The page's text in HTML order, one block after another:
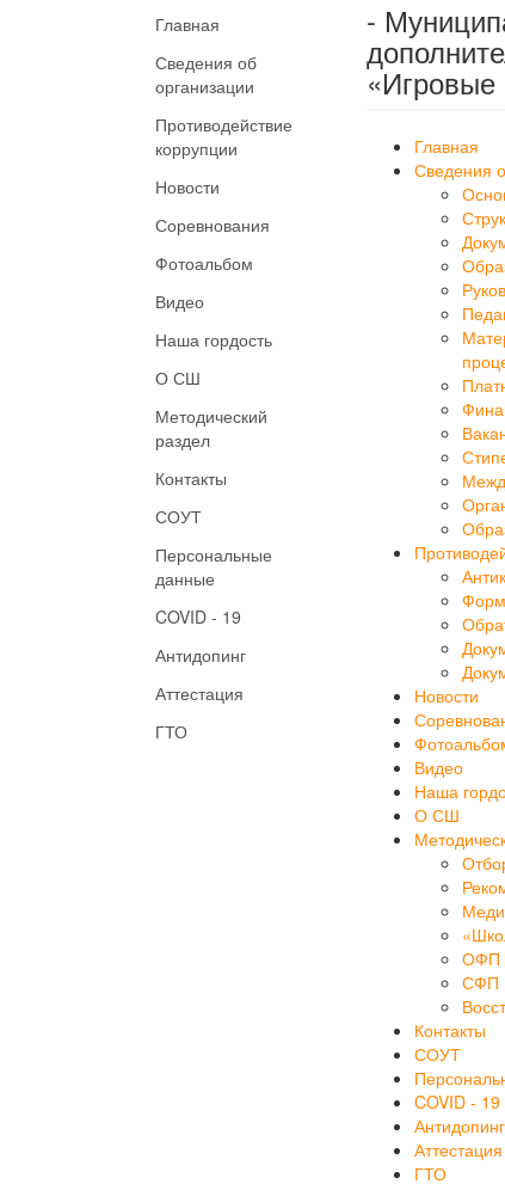
Главная
Сведения об
организации
Противодействие
коррупции
Новости
Соревнования
Фотоальбом
Видео
Наша гордость
О СШ
Методический
раздел
Контакты
СОУТ
Персональные
данные
COVID - 19
Антидопинг
Аттестация
ГТО
-
«Игровые
Главная
Сведения
Новости
Видео
Наша
О СШ
ОФП
СФП
Контакты
СОУТ
COVID - 19
Антидопинг
Аттестация
ГТО